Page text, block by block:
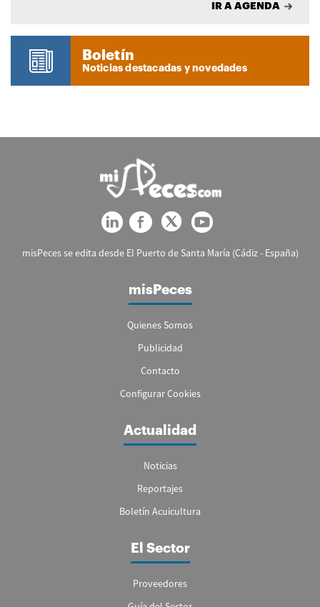
IR A AGENDA
Boletín
Noticias destacadas y novedades
misPeces se edita desde El Puerto de Santa María (Cádiz - España)
misPeces
Quienes Somos
Publicidad
Contacto
Configurar Cookies
Actualidad
Noticias
Reportajes
Boletín Acuicultura
El Sector
Proveedores